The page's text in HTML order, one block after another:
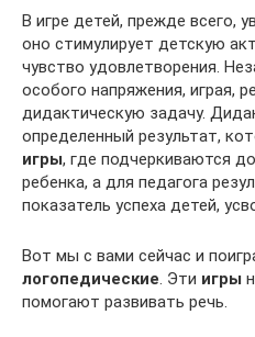
В игре детей, прежде всего,
оно стимулирует детскую
чувство удовлетворения.
особого напряжения, играя,
дидактическую задачу.
определенный результат,
игры, где подчеркиваются
ребенка, а для педагога
показатель успеха детей,
Вот мы с вами сейчас и
логопедические. Эти игры
помогают развивать речь.